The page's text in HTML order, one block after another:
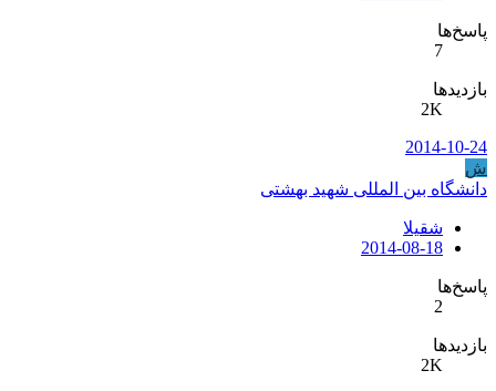
پاسخ‌ها
7
بازدیدها
2K
2014-10-24
ش
دانشگاه بین المللی شهید بهشتی
شقیلا
2014-08-18
پاسخ‌ها
2
بازدیدها
2K